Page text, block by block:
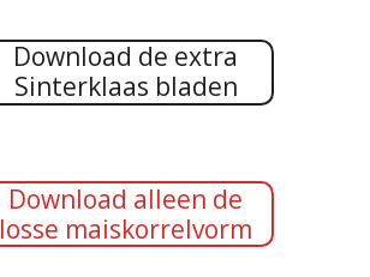
Download de extra
Sinterklaas bladen
Download alleen de
losse maiskorrelvorm